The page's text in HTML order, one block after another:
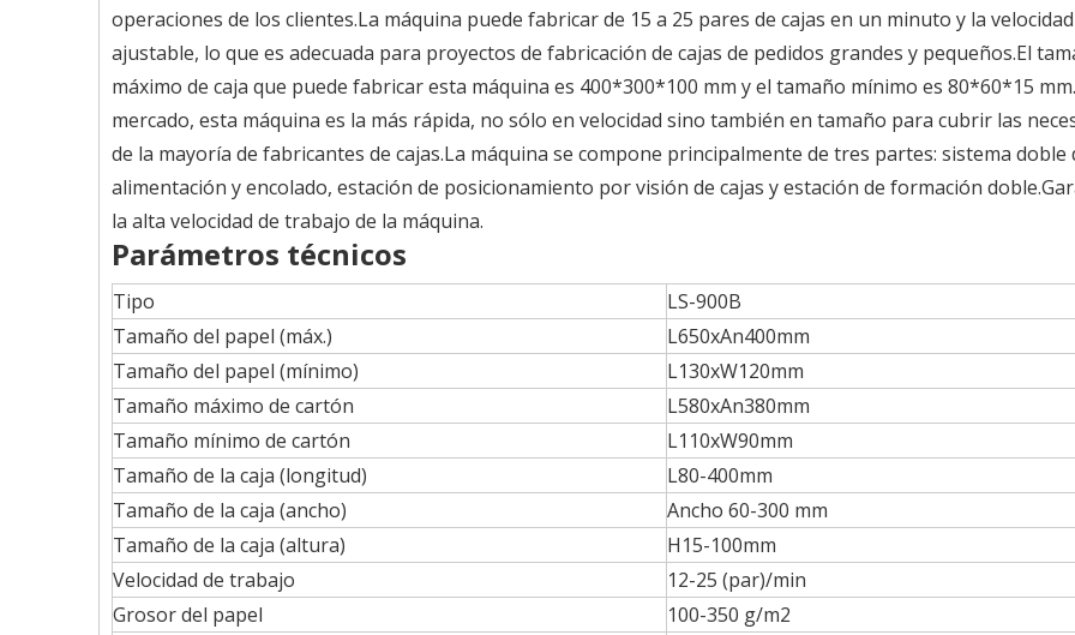
operaciones de los clientes.La máquina puede fabricar de 15 a 25 pares de cajas en un minuto y la
ajustable, lo que es adecuada para proyectos de fabricación de cajas de pedidos grandes y pequeños.El
máximo de caja que puede fabricar esta máquina es 400*300*100 mm y el tamaño mínimo es 80*60*15
mercado, esta máquina es la más rápida, no sólo en velocidad sino también en tamaño para cubrir las
de la mayoría de fabricantes de cajas.La máquina se compone principalmente de tres partes: sistema doble
alimentación y encolado, estación de posicionamiento por visión de cajas y estación de formación
la alta velocidad de trabajo de la máquina.
Parámetros técnicos
Tipo
LS-900B
Tamaño del papel (máx.)
L650xAn400mm
Tamaño del papel (mínimo)
L130xW120mm
Tamaño máximo de cartón
L580xAn380mm
Tamaño mínimo de cartón
L110xW90mm
Tamaño de la caja (longitud)
L80-400mm
Tamaño de la caja (ancho)
Ancho 60-300 mm
Tamaño de la caja (altura)
H15-100mm
Velocidad de trabajo
12-25 (par)/min
Grosor del papel
100-350 g/m2